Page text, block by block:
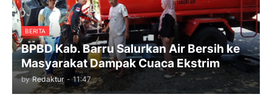
BERITA
BPBD Kab. Barru Salurkan Air Bersih ke
Masyarakat Dampak Cuaca Ekstrim
by Redaktur - 11:47